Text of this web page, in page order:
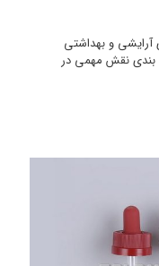
آرایشی و بهداشتی
نقش مهمی در